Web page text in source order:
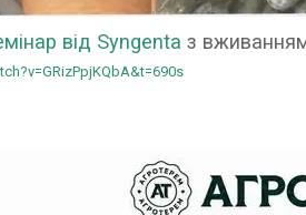
від Syngenta з